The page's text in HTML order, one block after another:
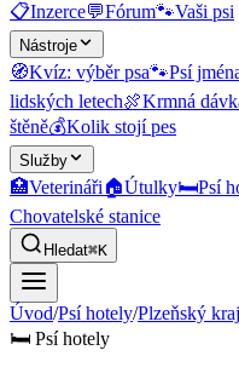
📋Inzerce💬Fórum🐾Vaši psi
Nástroje
🧭Kvíz: výběr psa🐾Psí
lidských letech🍖Krmná
štěně💰Kolik stojí pes
Služby
🏥Veterináři🏠Útulky🛏️Psí
Chovatelské stanice
Hledat⌘K
Úvod/Psí hotely/Plzeňský kraj
🛏️ Psí hotely